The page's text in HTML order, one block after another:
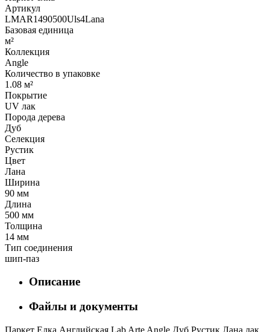
Артикул
LMAR1490500Uls4Lana
Базовая единица
м²
Коллекция
Angle
Количество в упаковке
1.08 м²
Покрытие
UV лак
Порода дерева
Дуб
Селекция
Рустик
Цвет
Лана
Ширина
90 мм
Длина
500 мм
Толщина
14 мм
Тип соединения
шип-паз
Описание
Файлы и документы
Паркет Елка Английская Lab Arte Angle Дуб Рустик Лана лак